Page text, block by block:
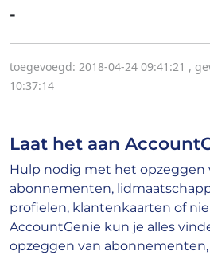
-
toegevoegd: 2018-04-24 09:41:21 ,
10:37:14
Laat het aan
Hulp nodig met het opzeggen
abonnementen,
profielen, klantenkaarten of
AccountGenie kun je alles
opzeggen van